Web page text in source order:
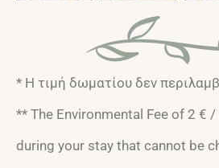
* Η τιμή δωματίου δεν
** The Environmental Fee of 2 €
during your stay that cannot be